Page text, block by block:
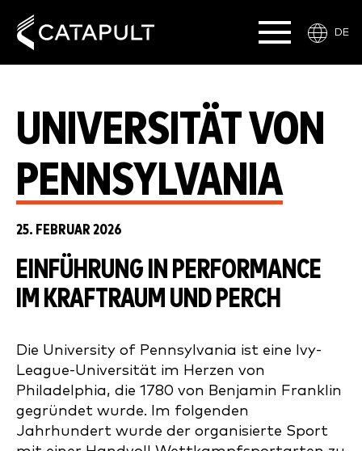
DE
UNIVERSITÄT VON
PENNSYLVANIA
25. FEBRUAR 2026
EINFÜHRUNG IN PERFORMANCE
IM KRAFTRAUM UND PERCH
Die University of Pennsylvania ist eine Ivy-
League-Universität im Herzen von
Philadelphia, die 1780 von Benjamin Franklin
gegründet wurde. Im folgenden
Jahrhundert wurde der organisierte Sport